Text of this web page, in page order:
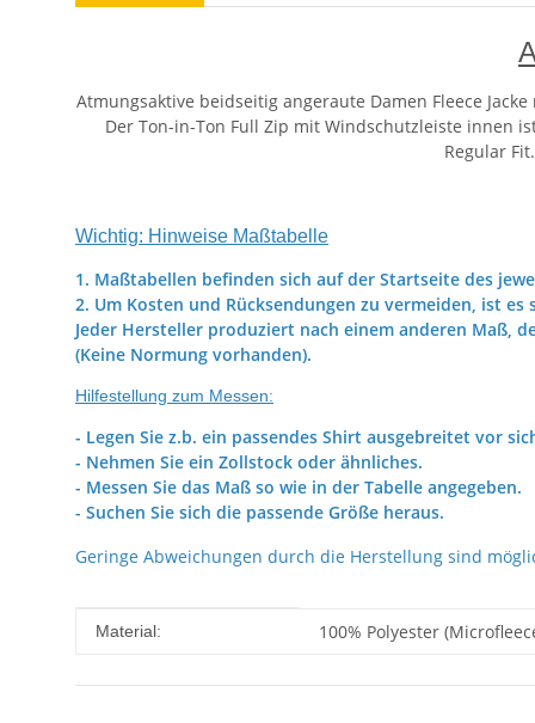
Atmungsaktive beidseitig angeraute Damen Fleece
Der Ton-in-Ton Full Zip mit Windschutzleiste innen
Regular
Wichtig: Hinweise Maßtabelle
1. Maßtabellen befinden sich auf der Startseite des
2. Um Kosten und Rücksendungen zu vermeiden, ist
Jeder Hersteller produziert nach einem anderen Maß,
(Keine Normung vorhanden).
Hilfestellung zum Messen:
- Legen Sie z.b. ein passendes Shirt ausgebreitet vor
- Nehmen Sie ein Zollstock oder ähnliches.
- Messen Sie das Maß so wie in der Tabelle angegeben.
- Suchen Sie sich die passende Größe heraus.
Geringe Abweichungen durch die Herstellung sind
Produkteigenschaft
Wert
Material: 100% Polyester